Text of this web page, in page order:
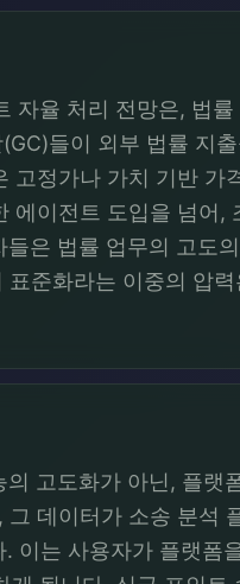
율 처리 전망은, 법
들이 외부 법률 지
정가나 가치 기반 가
에이전트 도입을 넘어,
은 법률 업무의 고도
준화라는 이중의 압
고도화가 아닌, 플랫
데이터가 소송 분석
이는 사용자가 플랫폼